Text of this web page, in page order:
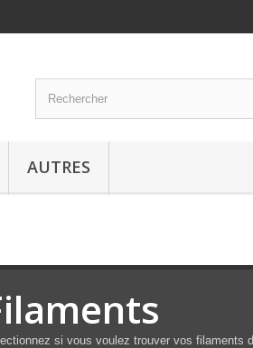
AUTRES
si vous voulez trouver vos filaments